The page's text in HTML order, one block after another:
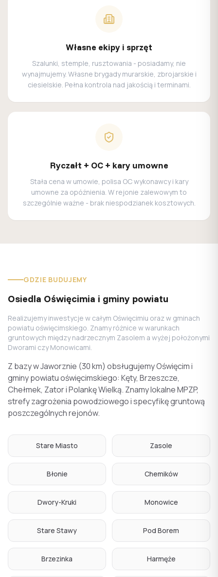
Własne ekipy i sprzęt
Szalunki, stemple, rusztowania - posiadamy, nie
wynajmujemy. Własne brygady murarskie, zbrojarskie i
ciesielskie. Pełna kontrola nad jakością i terminami.
Ryczałt + OC + kary umowne
Stała cena w umowie, polisa OC wykonawcy i kary
umowne za opóźnienia. W rejonie zalewowym to
szczególnie ważne - brak niespodzianek kosztowych.
GDZIE BUDUJEMY
Osiedla Oświęcimia i gminy powiatu
Realizujemy inwestycje w całym Oświęcimiu oraz w gminach
powiatu oświęcimskiego. Znamy różnice w warunkach
gruntowych między nadrzecznym Zasolem a wyżej położonymi
Dworami czy Monowicami.
Z bazy w Jaworznie (30 km) obsługujemy Oświęcim i
gminy powiatu oświęcimskiego: Kęty, Brzeszcze,
Chełmek, Zator i Polankę Wielką. Znamy lokalne MPZP,
strefy zagrożenia powodziowego i specyfikę gruntową
poszczególnych rejonów.
Stare Miasto Zasole
Błonie Chemików
Dwory-Kruki Monowice
Stare Stawy Pod Borem
Brzezinka Harmęże